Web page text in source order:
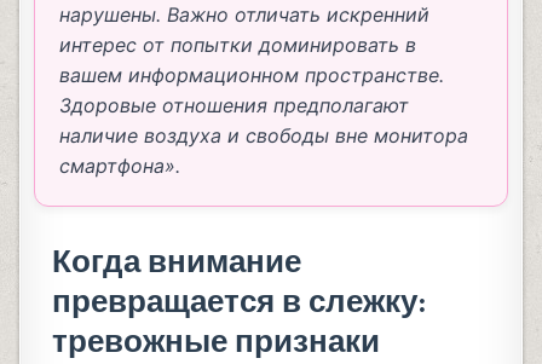
нарушены. Важно отличать искренний
интерес от попытки доминировать в
вашем информационном пространстве.
Здоровые отношения предполагают
наличие воздуха и свободы вне монитора
смартфона».
Когда внимание
превращается в слежку:
тревожные признаки